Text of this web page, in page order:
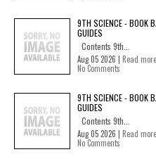
9TH SCIENCE - BOOK
GUIDES
Contents 9th...
Aug 05 2026 | Read more
No Comments
9TH SCIENCE - BOOK
GUIDES
Contents 9th...
Aug 05 2026 | Read more
No Comments